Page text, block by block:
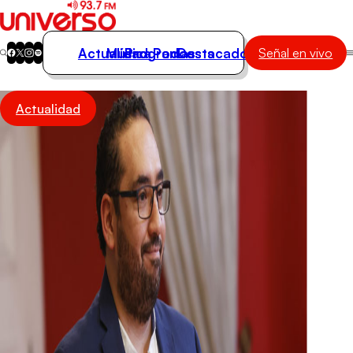
Actualidad
Música
Actualidad
Música
Programas
Podcasts
Destacados Señal en vivo
Actualidad